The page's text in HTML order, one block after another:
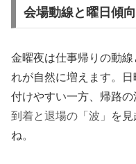
会場動線と曜日傾向
金曜夜は仕事帰りの動
れが自然に増えます。
付けやすい一方、帰路の
到着と退場の「波」
を
ね。